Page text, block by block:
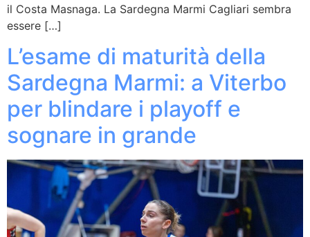
il Costa Masnaga. La Sardegna Marmi Cagliari sembra
essere […]
L’esame di maturità della
Sardegna Marmi: a Viterbo
per blindare i playoff e
sognare in grande